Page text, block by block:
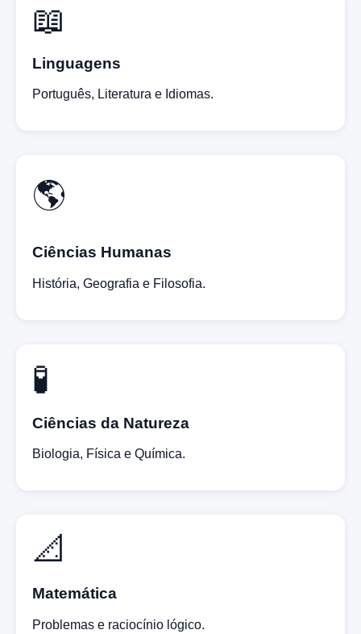
📖
Linguagens
Português, Literatura e Idiomas.
🌎
Ciências Humanas
História, Geografia e Filosofia.
🧪
Ciências da Natureza
Biologia, Física e Química.
📐
Matemática
Problemas e raciocínio lógico.